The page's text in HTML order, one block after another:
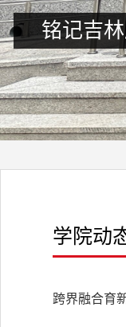
铭记吉
追寻红
学院动
跨界融合育